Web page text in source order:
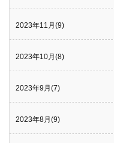
2023年11月(9)
2023年10月(8)
2023年9月(7)
2023年8月(9)